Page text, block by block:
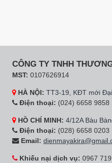
CÔNG TY TNHH
MST: 0107626914
HÀ NỘI: TT3-19, KĐT mới
Điện thoại: (024) 6658 9858
HỒ CHÍ MINH: 4/12A Bàu
Điện thoại: (028) 6658 0203
Email:
Khiếu nại dịch vụ: 0967